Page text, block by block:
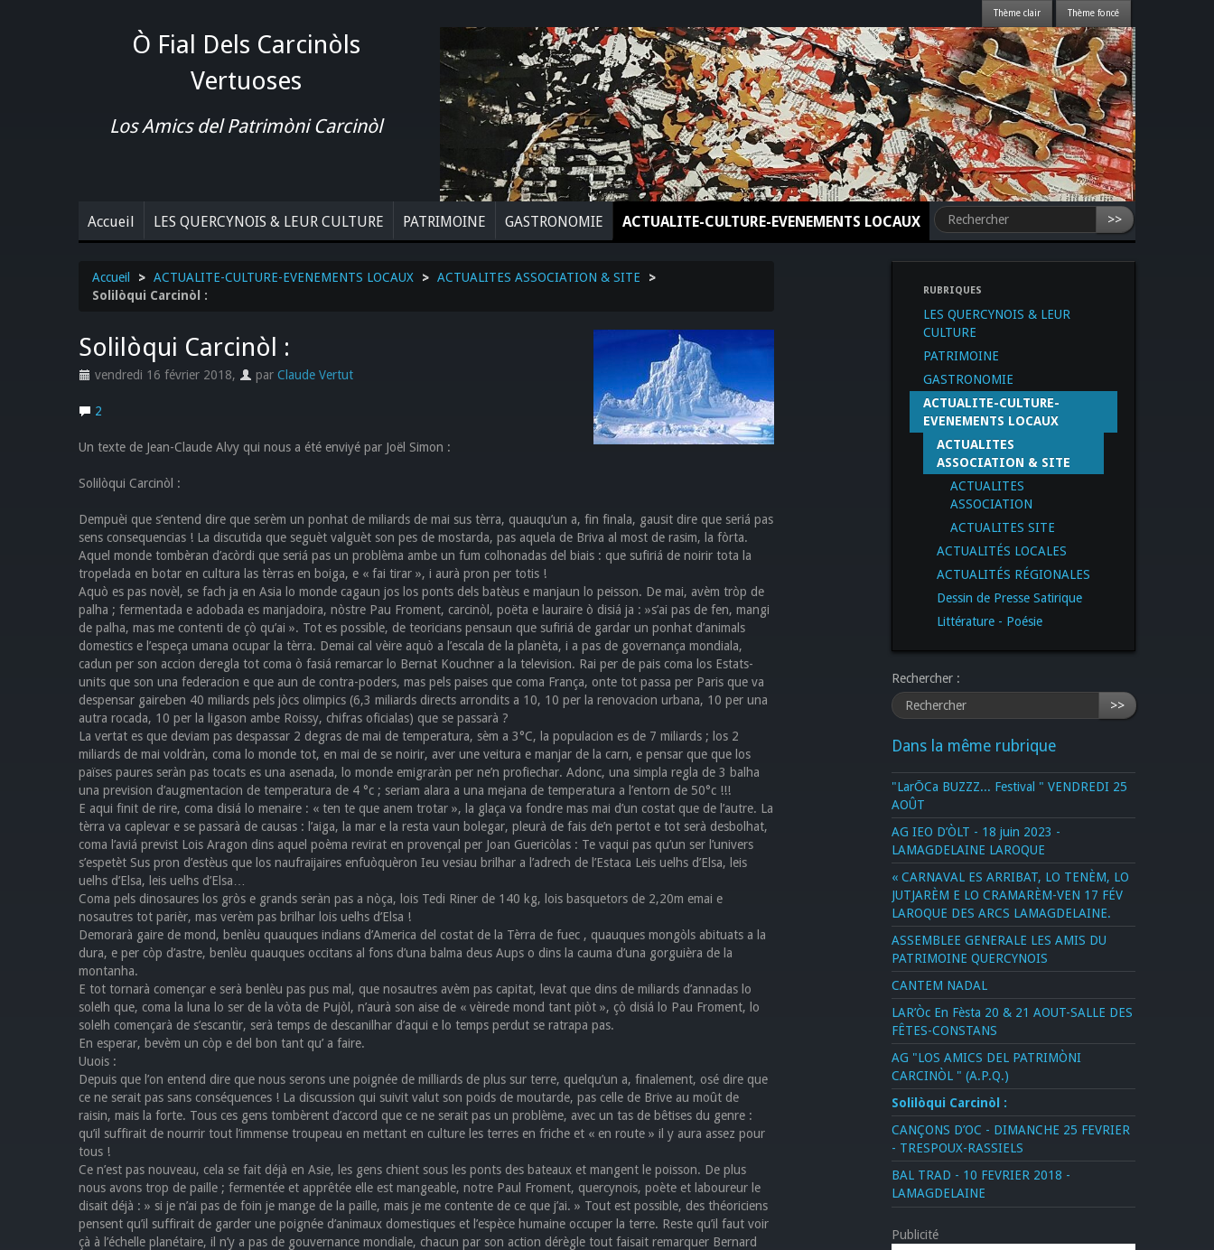
Ò Fial Dels Carcinòls
Vertuoses
Los Amics del Patrimòni Carcinòl
Accueil LES QUERCYNOIS & LEUR CULTURE PATRIMOINE GASTRONOMIE ACTUALITE-CULTURE-EVENEMENTS LOCAUX >>
Accueil > ACTUALITE-CULTURE-EVENEMENTS LOCAUX > ACTUALITES ASSOCIATION & SITE
>
Solilòqui Carcinòl :
Solilòqui Carcinòl :
vendredi 16 février 2018, par Claude Vertut
2
Un texte de Jean-Claude Alvy qui nous a été enviyé par Joël Simon :
Solilòqui Carcinòl :
Dempuèi que s’entend dire que serèm un ponhat de miliards de mai sus tèrra, quauqu’un a, fin finala, gausit dire que seriá pas
sens consequencias ! La discutida que seguèt valguèt son pes de mostarda, pas aquela de Briva al most de rasim, la fòrta.
Aquel monde tombèran d’acòrdi que seriá pas un problèma ambe un fum colhonadas del biais : que sufiriá de noirir tota la
tropelada en botar en cultura las tèrras en boiga, e « fai tirar », i aurà pron per totis !
Aquò es pas novèl, se fach ja en Asia lo monde cagaun jos los ponts dels batèus e manjaun lo peisson. De mai, avèm tròp de
palha ; fermentada e adobada es manjadoira, nòstre Pau Froment, carcinòl, poëta e lauraire ò disiá ja : »s’ai pas de fen, mangi
de palha, mas me contenti de çò qu’ai ». Tot es possible, de teoricians pensaun que sufiriá de gardar un ponhat d’animals
domestics e l’espeça umana ocupar la tèrra. Demai cal vèire aquò a l’escala de la planèta, i a pas de governança mondiala,
cadun per son accion deregla tot coma ò fasiá remarcar lo Bernat Kouchner a la television. Rai per de pais coma los Estats-
units que son una federacion e que aun de contra-poders, mas pels paises que coma França, onte tot passa per Paris que va
despensar gaireben 40 miliards pels jòcs olimpics (6,3 miliards directs arrondits a 10, 10 per la renovacion urbana, 10 per una
autra rocada, 10 per la ligason ambe Roissy, chifras oficialas) que se passarà ?
La vertat es que deviam pas despassar 2 degras de mai de temperatura, sèm a 3°C, la populacion es de 7 miliards ; los 2
miliards de mai voldràn, coma lo monde tot, en mai de se noirir, aver une veitura e manjar de la carn, e pensar que que los
païses paures seràn pas tocats es una asenada, lo monde emigraràn per ne’n profiechar. Adonc, una simpla regla de 3 balha
una prevision d’augmentacion de temperatura de 4 °c ; seriam alara a una mejana de temperatura a l’entorn de 50°c !!!
E aqui finit de rire, coma disiá lo menaire : « ten te que anem trotar », la glaça va fondre mas mai d’un costat que de l’autre. La
tèrra va caplevar e se passarà de causas : l’aiga, la mar e la resta vaun bolegar, pleurà de fais de’n pertot e tot serà desbolhat,
coma l’aviá previst Lois Aragon dins aquel poèma revirat en provençal per Joan Guericòlas : Te vaqui pas qu’un ser l’univers
s’espetèt Sus pron d’estèus que los naufraijaires enfuòquèron Ieu vesiau brilhar a l’adrech de l’Estaca Leis uelhs d’Elsa, leis
uelhs d’Elsa, leis uelhs d’Elsa…
Coma pels dinosaures los gròs e grands seràn pas a nòça, lois Tedi Riner de 140 kg, lois basquetors de 2,20m emai e
nosautres tot parièr, mas verèm pas brilhar lois uelhs d’Elsa !
Demorarà gaire de mond, benlèu quauques indians d’America del costat de la Tèrra de fuec , quauques mongòls abituats a la
dura, e per còp d’astre, benlèu quauques occitans al fons d’una balma deus Aups o dins la cauma d’una gorguièra de la
montanha.
E tot tornarà començar e serà benlèu pas pus mal, que nosautres avèm pas capitat, levat que dins de miliards d’annadas lo
solelh que, coma la luna lo ser de la vòta de Pujòl, n’aurà son aise de « vèirede mond tant piòt », çò disiá lo Pau Froment, lo
solelh començarà de s’escantir, serà temps de descanilhar d’aqui e lo temps perdut se ratrapa pas.
En esperar, bevèm un còp e del bon tant qu’ a faire.
Uuois :
Depuis que l’on entend dire que nous serons une poignée de milliards de plus sur terre, quelqu’un a, finalement, osé dire que
ce ne serait pas sans conséquences ! La discussion qui suivit valut son poids de moutarde, pas celle de Brive au moût de
raisin, mais la forte. Tous ces gens tombèrent d’accord que ce ne serait pas un problème, avec un tas de bêtises du genre :
qu’il suffirait de nourrir tout l’immense troupeau en mettant en culture les terres en friche et « en route » il y aura assez pour
tous !
Ce n’est pas nouveau, cela se fait déjà en Asie, les gens chient sous les ponts des bateaux et mangent le poisson. De plus
nous avons trop de paille ; fermentée et apprêtée elle est mangeable, notre Paul Froment, quercynois, poète et laboureur le
disait déjà : » si je n’ai pas de foin je mange de la paille, mais je me contente de ce que j’ai. » Tout est possible, des théoriciens
pensent qu’il suffirait de garder une poignée d’animaux domestiques et l’espèce humaine occuper la terre. Reste qu’il faut voir
çà à l’échelle planétaire, il n’y a pas de gouvernance mondiale, chacun par son action dérègle tout faisait remarquer Bernard
RUBRIQUES
LES QUERCYNOIS & LEUR
CULTURE
PATRIMOINE
GASTRONOMIE
ACTUALITE-CULTURE-
EVENEMENTS LOCAUX
ACTUALITES
ASSOCIATION & SITE
ACTUALITES
ASSOCIATION
ACTUALITES SITE
ACTUALITÉS LOCALES
ACTUALITÉS RÉGIONALES
Dessin de Presse Satirique
Littérature - Poésie
Rechercher :
>>
Dans la même rubrique
"LarŌCa BUZZZ... Festival " VENDREDI 25
AOÛT
AG IEO D’ÒLT - 18 juin 2023 -
LAMAGDELAINE LAROQUE
« CARNAVAL ES ARRIBAT, LO TENÈM, LO
JUTJARÈM E LO CRAMARÈM-VEN 17 FÉV
LAROQUE DES ARCS LAMAGDELAINE.
ASSEMBLEE GENERALE LES AMIS DU
PATRIMOINE QUERCYNOIS
CANTEM NADAL
LAR’Òc En Fèsta 20 & 21 AOUT-SALLE DES
FÊTES-CONSTANS
AG "LOS AMICS DEL PATRIMÒNI
CARCINÒL " (A.P.Q.)
Solilòqui Carcinòl :
CANÇONS D’OC - DIMANCHE 25 FEVRIER
- TRESPOUX-RASSIELS
BAL TRAD - 10 FEVRIER 2018 -
LAMAGDELAINE
Publicité